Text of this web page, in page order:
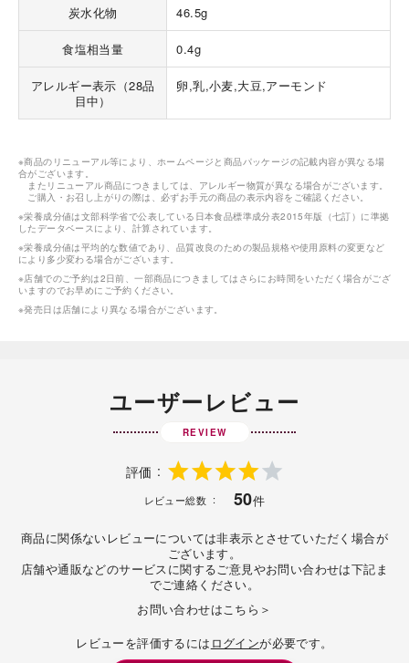
炭水化物 46.5g
食塩相当量 0.4g
アレルギー表示（28品
目中）
卵,乳,小麦,大豆,アーモンド
※商品のリニューアル等により、ホームページと商品パッケージの記載内容が異なる場
合がございます。
またリニューアル商品につきましては、アレルギー物質が異なる場合がございます。
ご購入・お召し上がりの際は、必ずお手元の商品の表示内容をご確認ください。
※栄養成分値は文部科学省で公表している日本食品標準成分表2015年版（七訂）に準拠
したデータベースにより、計算されています。
※栄養成分値は平均的な数値であり、品質改良のための製品規格や使用原料の変更など
により多少変わる場合がございます。
※店舗でのご予約は2日前、一部商品につきましてはさらにお時間をいただく場合がござ
いますのでお早めにご予約ください。
※発売日は店舗により異なる場合がございます。
ユーザーレビュー
REVIEW
評価
レビュー総数 50件
商品に関係ないレビューについては非表示とさせていただく場合が
ございます。
店舗や通販などのサービスに関するご意見やお問い合わせは下記ま
でご連絡ください。
お問い合わせはこちら＞
レビューを評価するには ログインが必要です。
岳や末広がりを意味す
つ時」という意味を込
。雄大な八ヶ岳山麓の自
れる、こだわりのスイー
さい。
Indonesia
UAE
Thailand
Vietnam